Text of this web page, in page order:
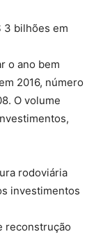
3 bilhões em
o ano bem
2016, número
O volume
rodoviária
investimentos
reconstrução